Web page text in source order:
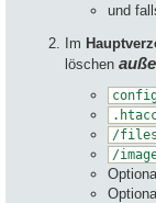
und
Im
löschen
/files
/